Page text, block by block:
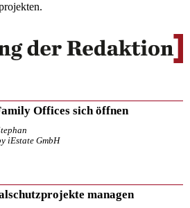
Offices sich öffnen
iEstate GmbH
managen